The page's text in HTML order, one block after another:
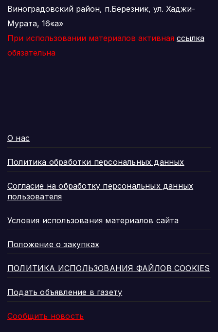
Виноградовский район, п.Березник, ул. Хаджи-
Мурата, 16«а»
При использовании материалов активная ссылка
обязательна
О нас
Политика обработки персональных данных
Согласие на обработку персональных данных
пользователя
Условия использования материалов сайта
Положение о закупках
ПОЛИТИКА ИСПОЛЬЗОВАНИЯ ФАЙЛОВ COOKIES
Подать объявление в газету
Сообщить новость